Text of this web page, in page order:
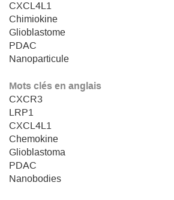
CXCL4L1
Chimiokine
Glioblastome
PDAC
Nanoparticule
Mots clés en anglais
CXCR3
LRP1
CXCL4L1
Chemokine
Glioblastoma
PDAC
Nanobodies